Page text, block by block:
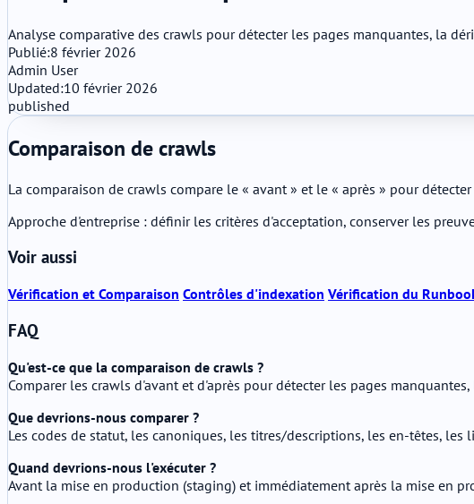
Analyse comparative des crawls pour détecter les pages manquantes, la
Publié:8 février 2026
Admin User
Updated:10 février 2026
published
Comparaison de crawls
La comparaison de crawls compare le « avant » et le « après » pour
Approche d'entreprise : définir les critères d'acceptation, conserver les
Voir aussi
Vérification et Comparaison Contrôles d'indexation Vérification du
FAQ
Qu'est-ce que la comparaison de crawls ?
Comparer les crawls d'avant et d'après pour détecter les pages
Que devrions-nous comparer ?
Les codes de statut, les canoniques, les titres/descriptions, les en-têtes,
Quand devrions-nous l'exécuter ?
Avant la mise en production (staging) et immédiatement après la mise en